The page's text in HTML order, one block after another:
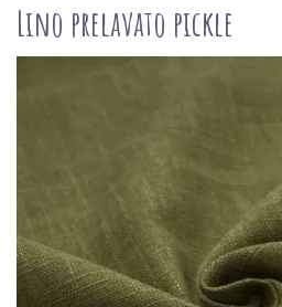
Lino prelavato pickle